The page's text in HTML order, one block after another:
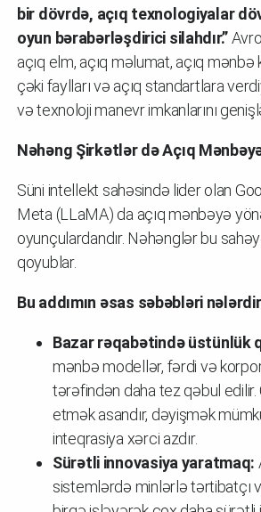
bir dövrdə, açıq texnologiyalar
oyun bərabərləşdirici silahdır.”
açıq elm, açıq məlumat, açıq mənbə
çəki faylları və açıq standartlara
və texnoloji manevr imkanlarını
Nəhəng Şirkətlər də Açıq
Süni intellekt sahəsində lider olan
Meta (LLaMA) da açıq mənbəyə
oyunçulardandır. Nəhənglər bu
qoyublar.
Bu addımın əsas səbəbləri
Bazar rəqabətində üstünlük
mənbə modellər, fərdi və
tərəfindən daha tez qəbul edilir.
etmək asandır, dəyişmək
inteqrasiya xərci azdır.
Sürətli innovasiya yaratmaq:
sistemlərdə minlərlə tərtibatçı